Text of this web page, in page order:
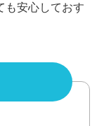
も安心しておす